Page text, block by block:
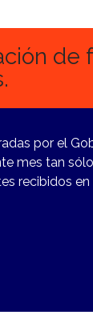
de
por el
mes tan
recibidos